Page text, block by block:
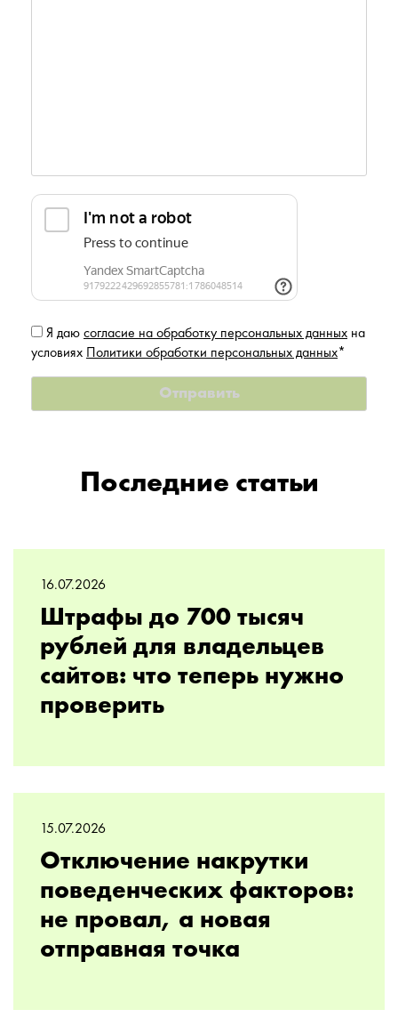
Я даю согласие на обработку персональных данных на
условиях Политики обработки персональных данных*
Последние статьи
16.07.2026
Штрафы до 700 тысяч
рублей для владельцев
сайтов: что теперь нужно
проверить
15.07.2026
Отключение накрутки
поведенческих факторов:
не провал, а новая
отправная точка